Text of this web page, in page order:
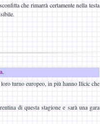
che rimarrà certamente nella testa
turno europeo, in più hanno Ilicic che
di questa stagione e sarà una gara